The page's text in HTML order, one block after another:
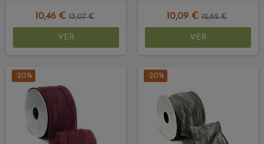
10,46 € 13,07 €
VER
10,09 € 12,62 €
VER
-20% -20%